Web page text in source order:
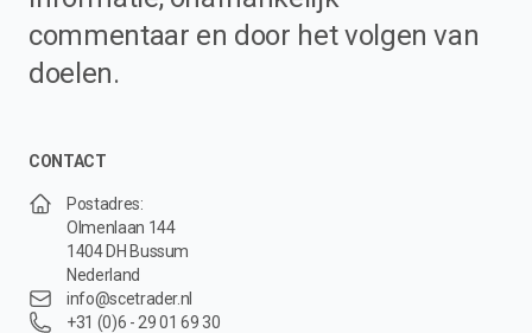
commentaar en door het volgen van
doelen.
CONTACT
Postadres:
Olmenlaan 144
1404 DH Bussum
Nederland
info@scetrader.nl
+31 (0)6 - 29 01 69 30